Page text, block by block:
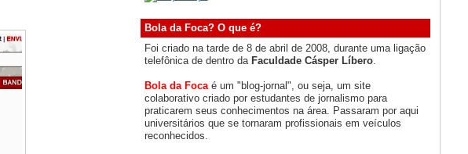
Bola da Foca? O que é?
Foi criado na tarde de 8 de abril de 2008, durante uma ligação
telefônica de dentro da Faculdade Cásper Líbero.
Bola da Foca é um "blog-jornal", ou seja, um site
colaborativo criado por estudantes de jornalismo para
praticarem seus conhecimentos na área. Passaram por aqui
universitários que se tornaram profissionais em veículos
reconhecidos.